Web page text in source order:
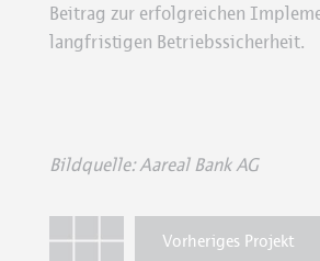
Beitrag zur erfolgreichen
langfristigen Betriebssicherheit.
Bildquelle: Aareal Bank AG
Vorheriges Projekt